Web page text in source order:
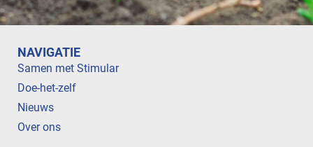
NAVIGATIE
Samen met Stimular
Doe-het-zelf
Nieuws
Over ons